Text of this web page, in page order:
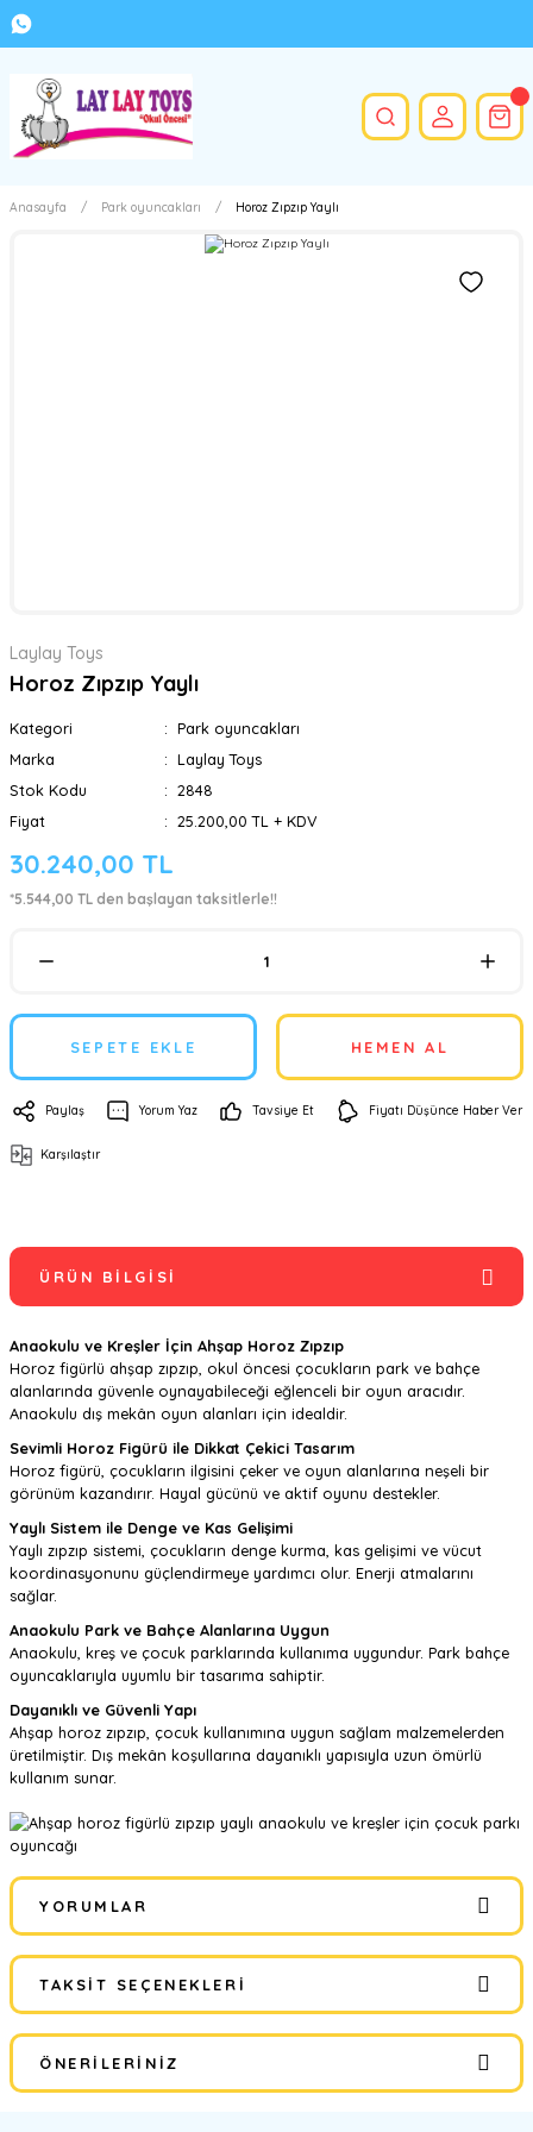
Anasayfa Park oyuncakları Horoz Zıpzıp Yaylı
Laylay Toys
Horoz Zıpzıp Yaylı
Kategori
Park oyuncakları
Marka
Laylay Toys
Stok Kodu
2848
Fiyat
25.200,00 TL + KDV
30.240,00 TL
*5.544,00 TL den başlayan taksitlerle!!
SEPETE EKLE HEMEN AL
Paylaş Yorum Yaz Tavsiye Et Fiyatı Düşünce Haber Ver
Karşılaştır
ÜRÜN BILGISI
Anaokulu ve Kreşler İçin Ahşap Horoz Zıpzıp
Horoz figürlü ahşap zıpzıp, okul öncesi çocukların park ve bahçe
alanlarında güvenle oynayabileceği eğlenceli bir oyun aracıdır.
Anaokulu dış mekân oyun alanları için idealdir.
Sevimli Horoz Figürü ile Dikkat Çekici Tasarım
Horoz figürü, çocukların ilgisini çeker ve oyun alanlarına neşeli bir
görünüm kazandırır. Hayal gücünü ve aktif oyunu destekler.
Yaylı Sistem ile Denge ve Kas Gelişimi
Yaylı zıpzıp sistemi, çocukların denge kurma, kas gelişimi ve vücut
koordinasyonunu güçlendirmeye yardımcı olur. Enerji atmalarını
sağlar.
Anaokulu Park ve Bahçe Alanlarına Uygun
Anaokulu, kreş ve çocuk parklarında kullanıma uygundur. Park bahçe
oyuncaklarıyla uyumlu bir tasarıma sahiptir.
Dayanıklı ve Güvenli Yapı
Ahşap horoz zıpzıp, çocuk kullanımına uygun sağlam malzemelerden
üretilmiştir. Dış mekân koşullarına dayanıklı yapısıyla uzun ömürlü
kullanım sunar.
YORUMLAR
Bu ürüne ilk yorumu siz yapın!
TAKSIT SEÇENEKLERI
ÖNERILERINIZ